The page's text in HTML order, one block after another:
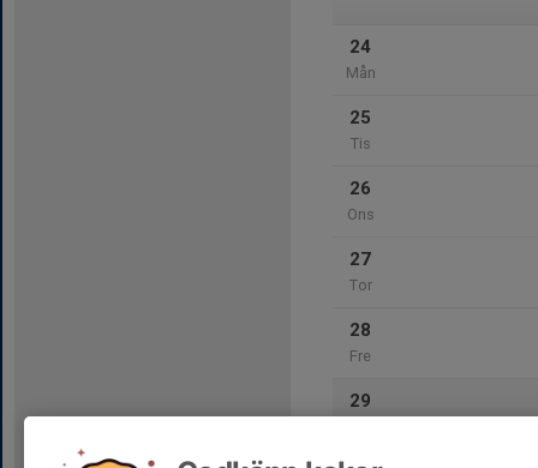
24
Mån
25
Tis
26
Ons
27
Tor
28
Fre
29